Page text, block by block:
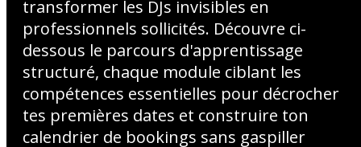
transformer les DJs invisibles en
professionnels sollicités. Découvre ci-
dessous le parcours d'apprentissage
structuré, chaque module ciblant les
compétences essentielles pour décrocher
tes premières dates et construire ton
calendrier de bookings sans gaspiller